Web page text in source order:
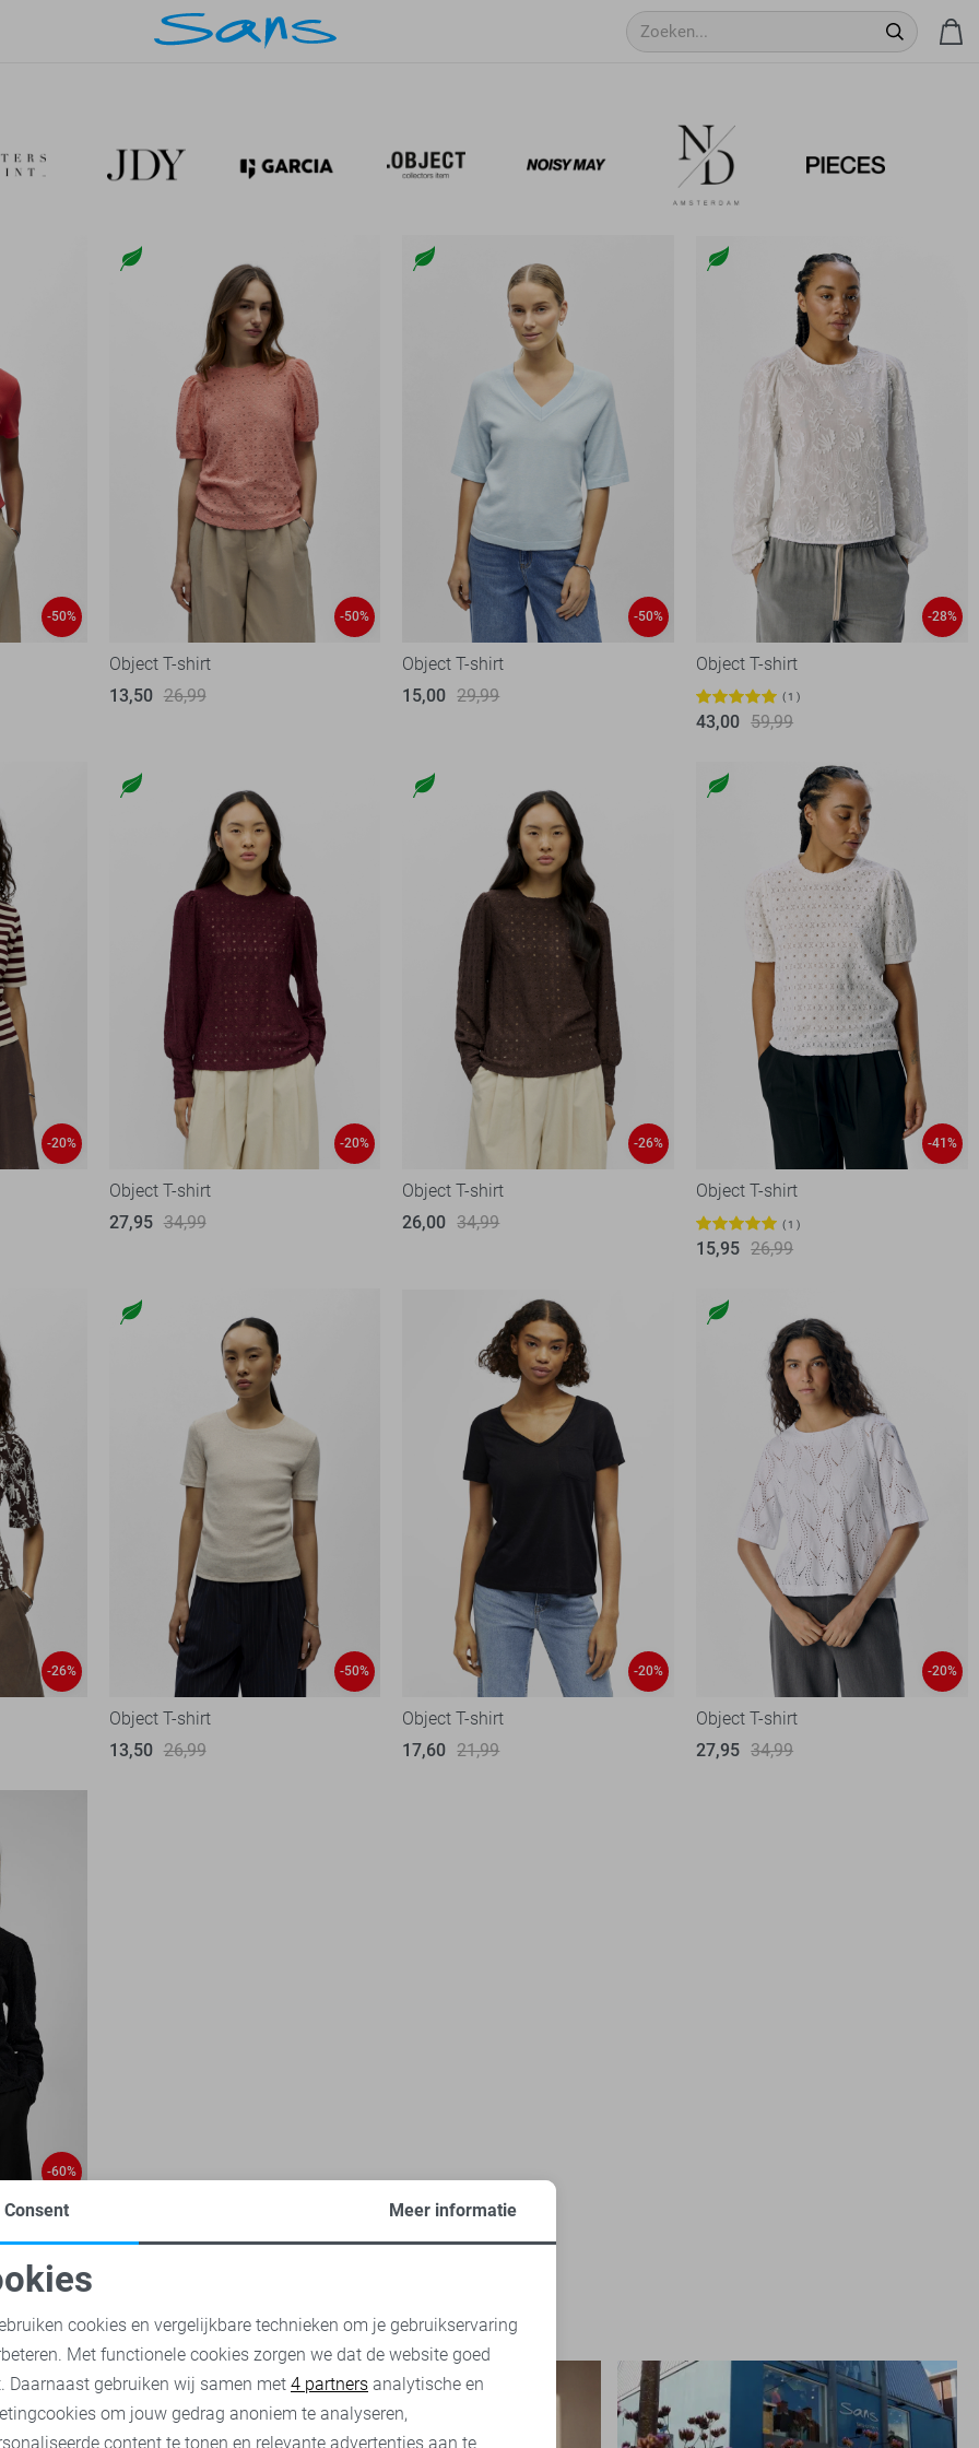
-50% -50%
Object T-shirt
13,50 26,99
-50%
Object T-shirt
15,00 29,99
-28%
Object T-shirt
1
43,00 59,99
-20% -20%
Object T-shirt
27,95 34,99
-26%
Object T-shirt
26,00 34,99
-41%
Object T-shirt
1
15,95 26,99
-26% -50%
Object T-shirt
13,50 26,99
-20%
Object T-shirt
17,60 21,99
-20%
Object T-shirt
27,95 34,99
-60%
cookies
cookies Marketing cookies
Consent Meer informatie
cookies en vergelijkbare technieken om je gebruikservaring
Met functionele cookies zorgen we dat de website goed
Daarnaast gebruiken wij samen met 4 partners analytische en
om jouw gedrag anoniem te analyseren,
content te tonen en relevante advertenties aan te